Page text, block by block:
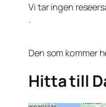
Vi tar ingen
.
Den som kommer
Hitta till